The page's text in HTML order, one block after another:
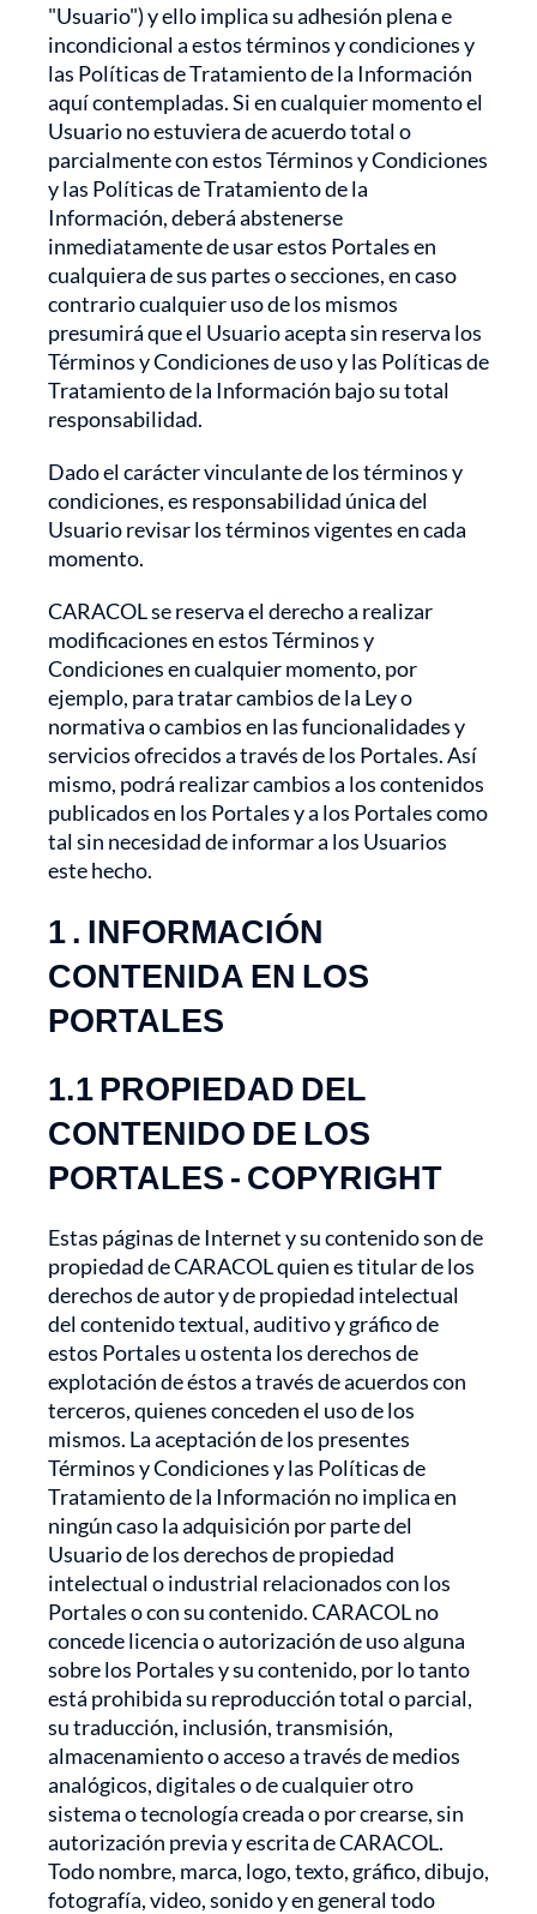
"Usuario") y ello implica su adhesión plena e
incondicional a estos términos y condiciones y
las Políticas de Tratamiento de la Información
aquí contempladas. Si en cualquier momento el
Usuario no estuviera de acuerdo total o
parcialmente con estos Términos y Condiciones
y las Políticas de Tratamiento de la
Información, deberá abstenerse
inmediatamente de usar estos Portales en
cualquiera de sus partes o secciones, en caso
contrario cualquier uso de los mismos
presumirá que el Usuario acepta sin reserva los
Términos y Condiciones de uso y las Políticas de
Tratamiento de la Información bajo su total
responsabilidad.
Dado el carácter vinculante de los términos y
condiciones, es responsabilidad única del
Usuario revisar los términos vigentes en cada
momento.
CARACOL se reserva el derecho a realizar
modificaciones en estos Términos y
Condiciones en cualquier momento, por
ejemplo, para tratar cambios de la Ley o
normativa o cambios en las funcionalidades y
servicios ofrecidos a través de los Portales. Así
mismo, podrá realizar cambios a los contenidos
publicados en los Portales y a los Portales como
tal sin necesidad de informar a los Usuarios
este hecho.
1 . INFORMACIÓN
CONTENIDA EN LOS
PORTALES
1.1 PROPIEDAD DEL
CONTENIDO DE LOS
PORTALES - COPYRIGHT
Estas páginas de Internet y su contenido son de
propiedad de CARACOL quien es titular de los
derechos de autor y de propiedad intelectual
del contenido textual, auditivo y gráfico de
estos Portales u ostenta los derechos de
explotación de éstos a través de acuerdos con
terceros, quienes conceden el uso de los
mismos. La aceptación de los presentes
Términos y Condiciones y las Políticas de
Tratamiento de la Información no implica en
ningún caso la adquisición por parte del
Usuario de los derechos de propiedad
intelectual o industrial relacionados con los
Portales o con su contenido. CARACOL no
concede licencia o autorización de uso alguna
sobre los Portales y su contenido, por lo tanto
está prohibida su reproducción total o parcial,
su traducción, inclusión, transmisión,
almacenamiento o acceso a través de medios
analógicos, digitales o de cualquier otro
sistema o tecnología creada o por crearse, sin
autorización previa y escrita de CARACOL.
Todo nombre, marca, logo, texto, gráfico, dibujo,
fotografía, video, sonido y en general todo